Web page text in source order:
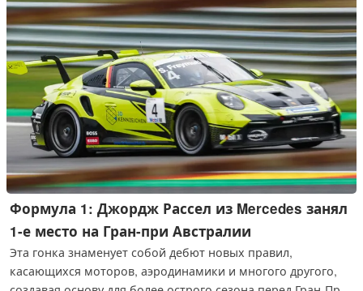
Формула 1: Джордж Рассел из Mercedes занял
1-е место на Гран-при Австралии
Эта гонка знаменует собой дебют новых правил,
касающихся моторов, аэродинамики и многого другого,